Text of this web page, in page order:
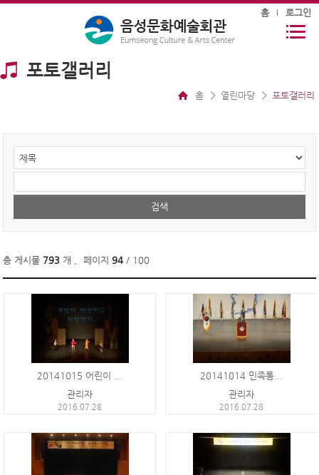
홈 로그인
포토갤러리
홈 열린마당 포토갤러리
총 게시물 793 개 페이지94 / 100
20141015 어린이 ...
관리자
2016.07.28
20141014 민족통...
관리자
2016.07.28